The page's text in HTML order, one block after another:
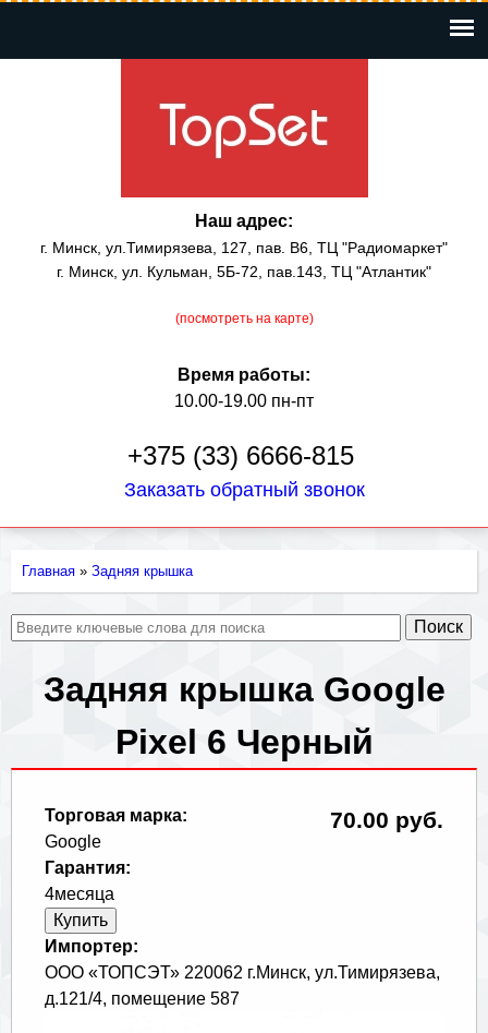
содержанию
Наш адрес:
г. Минск, ул.Тимирязева, 127, пав. В6, ТЦ "Радиомаркет"
г. Минск, ул. Кульман, 5Б-72, пав.143, ТЦ "Атлантик"
(посмотреть на карте)
Время работы:
10.00-19.00 пн-пт
+375 (33) 6666-815
Заказать обратный звонок
Вы
здесь
Главная » Задняя крышка
Задняя крышка Google
Pixel 6 Черный
70.00 руб.
Торговая марка:
Google
Гарантия:
4месяца
Импортер:
ООО «ТОПСЭТ» 220062 г.Минск, ул.Тимирязева,
д.121/4, помещение 587